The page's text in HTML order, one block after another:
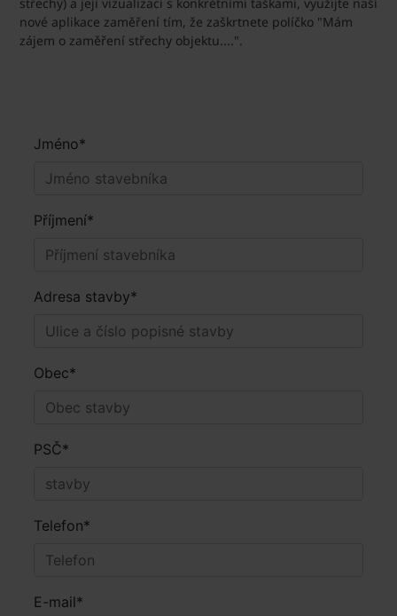
nové aplikace zaměření tím, že zaškrtnete políčko "Mám
zájem o zaměření střechy objektu....".